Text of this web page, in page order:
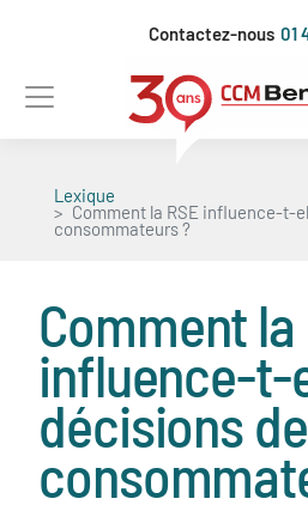
principal
Contactez-nous 01
Lexique
Comment la RSE influence-t-
consommateurs ?
Comment la
influence-t-
décisions